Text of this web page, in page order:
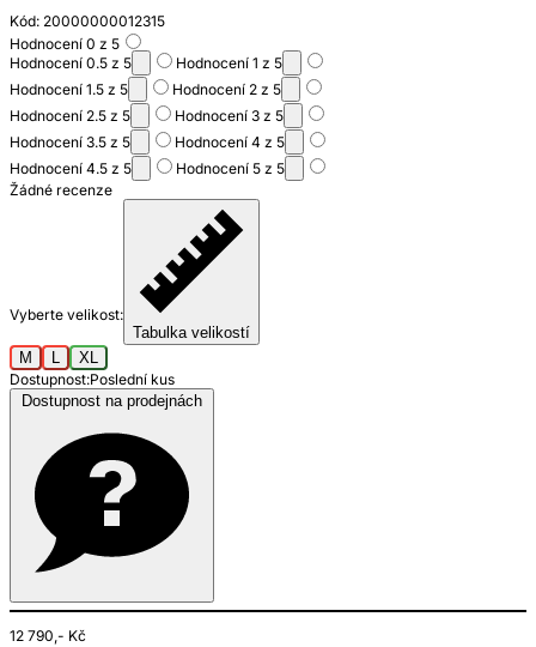
Kód: 20000000012315
Hodnocení 0 z 5
Hodnocení 0.5 z 5
Hodnocení 1 z 5
Hodnocení 1.5 z 5
Hodnocení 2 z 5
Hodnocení 2.5 z 5
Hodnocení 3 z 5
Hodnocení 3.5 z 5
Hodnocení 4 z 5
Hodnocení 4.5 z 5
Hodnocení 5 z 5
Žádné recenze
Vyberte velikost:
Tabulka velikostí
M
L
XL
Dostupnost:Poslední kus
12 790,- Kč